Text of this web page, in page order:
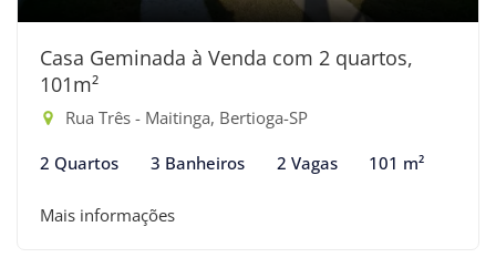
Casa Geminada à Venda com 2 quartos,
101m²
Rua Três - Maitinga, Bertioga-SP
2 Quartos 3 Banheiros 2 Vagas 101 m²
Mais informações